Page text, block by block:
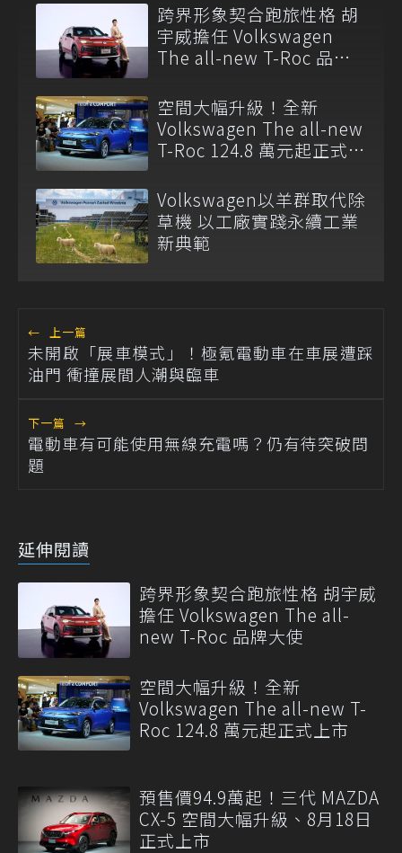
跨界形象契合跑旅性格 胡
宇威擔任 Volkswagen
The all-new T-Roc 品牌
空間大幅升級！全新
Volkswagen The all-new
T-Roc 124.8 萬元起正式上
Volkswagen以羊群取代除
草機 以工廠實踐永續工業
新典範
← 上一篇
未開啟「展車模式」！極氪電動車在車展遭踩
油門 衝撞展間人潮與臨車
下一篇 →
電動車有可能使用無線充電嗎？仍有待突破問
題
延伸閱讀
跨界形象契合跑旅性格 胡宇威
擔任 Volkswagen The all-
new T-Roc 品牌大使
空間大幅升級！全新
Volkswagen The all-new T-
Roc 124.8 萬元起正式上市
預售價94.9萬起！三代 MAZDA
CX-5 空間大幅升級、8月18日
正式上市